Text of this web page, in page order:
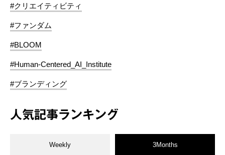
#クリエイティビティ
#ファンダム
#BLOOM
#Human-Centered_AI_Institute
#ブランディング
人気記事ランキング
Weekly 3Months